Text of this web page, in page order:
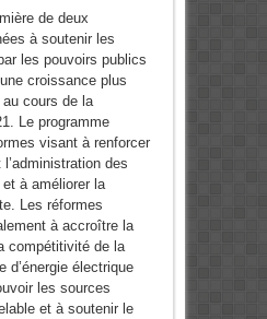
de deux
à soutenir les
les pouvoirs publics
croissance plus
cours de la
Le programme
visant à renforcer
des
à améliorer la
Les réformes
à accroître la
compétitivité de la
d’énergie électrique
les sources
et à soutenir le